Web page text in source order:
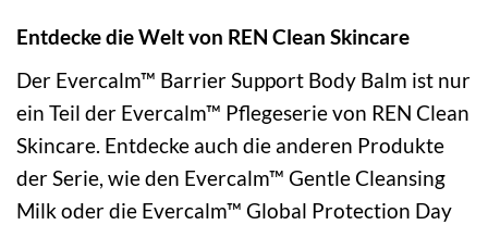
Entdecke die Welt von REN Clean Skincare
Der Evercalm™ Barrier Support Body Balm ist nur
ein Teil der Evercalm™ Pflegeserie von REN Clean
Skincare. Entdecke auch die anderen Produkte
der Serie, wie den Evercalm™ Gentle Cleansing
Milk oder die Evercalm™ Global Protection Day